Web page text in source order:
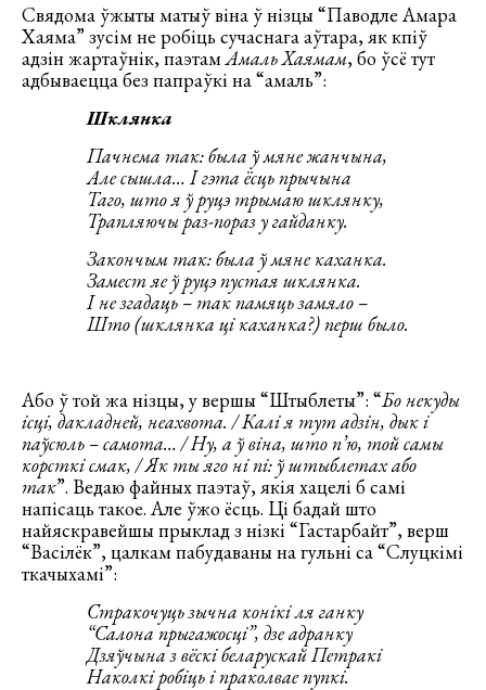
Свядома ўжыты матыў віна ў нізцы “Паводле Амара
Хаяма” зусім не робіць сучаснага аўтара, як кпіў
адзін жартаўнік, паэтамАмальХаямам, бо ўсё тут
адбываецца без папраўкі на “амаль”:
Шклянка
Пачнема так: была ў мяне жанчына,
Але сышла… І гэта ёсць прычына
Таго, што я ў руцэ трымаю шклянку,
Трапляючы раз-пораз у гайданку.
Закончым так: была ў мяне каханка.
Замест яе ў руцэ пустая шклянка.
І не згадаць – так памяць замяло –
Што (шклянка ці каханка?) перш было.
Або ў той жа нізцы, у вершы “Штыблеты”: “Бо некуды
ісці, дакладней, неахвота. / Калі я тут адзін, дык і
паўсюль – самота… / Ну, а ў віна, што п’ю, той самы
корсткі смак, / Як ты яго ні пі: ў штыблетах або
так”. Ведаю файных паэтаў, якія хацелі б самі
напісаць такое. Але ўжо ёсць. Ці бадай што
найяскравейшы прыклад з нізкі “Гастарбайт”, верш
“Васілёк”, цалкам пабудаваны на гульні са “Слуцкімі
ткачыхамі”:
Стракочуць зычна конікі ля ганку
“Салона прыгажосці”, дзе адранку
Дзяўчына з вёскі беларускай Петракі
Наколкі робіць і праколвае пупкі.